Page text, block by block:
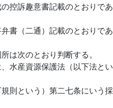
控訴趣意書記載のとおりであ
書（二通）記載のとおりであ
は次のとおり判断する。
水産資源保護法（以下法とい
則という）第二七条にいう採